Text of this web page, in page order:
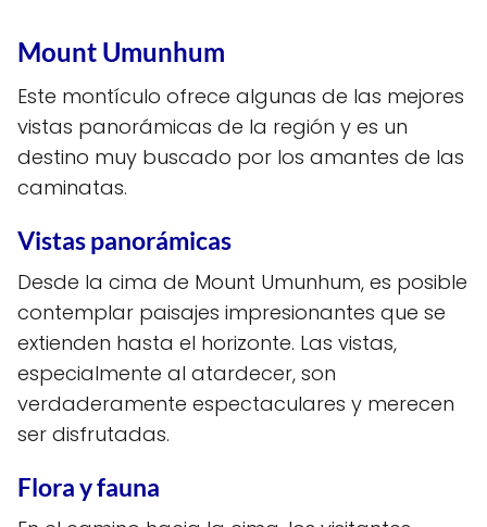
Mount Umunhum
Este montículo ofrece algunas de las mejores
vistas panorámicas de la región y es un
destino muy buscado por los amantes de las
caminatas.
Vistas panorámicas
Desde la cima de Mount Umunhum, es posible
contemplar paisajes impresionantes que se
extienden hasta el horizonte. Las vistas,
especialmente al atardecer, son
verdaderamente espectaculares y merecen
ser disfrutadas.
Flora y fauna